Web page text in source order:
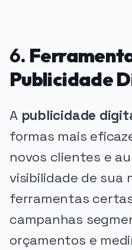
6.
Publicidade
A publicidade
formas mais
novos clientes e
visibilidade de sua
ferramentas
campanhas
orçamentos e